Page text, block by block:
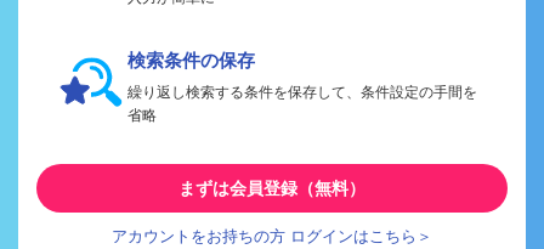
検索条件の保存
繰り返し検索する条件を保存して、条件設定の手間を
省略
まずは会員登録（無料）
アカウントをお持ちの方 ログインはこちら＞